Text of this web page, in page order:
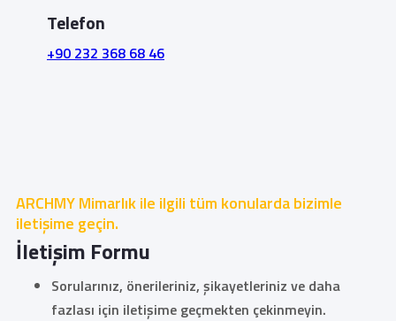
Telefon
+90 232 368 68 46
ARCHMY Mimarlık ile ilgili tüm konularda bizimle
iletişime geçin.
İletişim Formu
Sorularınız, önerileriniz, şikayetleriniz ve daha
fazlası için iletişime geçmekten çekinmeyin.